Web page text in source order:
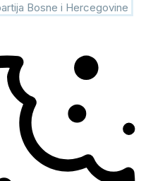
Bosne i Hercegovine